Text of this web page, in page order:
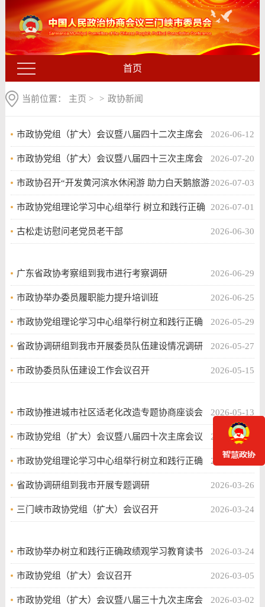
首页
当前位置： 主页 > > 政协新闻
2026-06-12
市政协党组（扩大）会议暨八届四十二次主席会
议召开 2026-07-20
市政协党组（扩大）会议暨八届四十三次主席会
议召开 2026-07-03
市政协召开“开发黄河滨水休闲游 助力白天鹅旅游
季” 专题协商座谈会 2026-07-01
市政协党组理论学习中心组举行 树立和践行正确
政绩观学习教育第三次集体学习 2026-06-30
古松走访慰问老党员老干部
2026-06-29
广东省政协考察组到我市进行考察调研
2026-06-25
市政协举办委员履职能力提升培训班
2026-05-29
市政协党组理论学习中心组举行树立和践行正确
政绩观学习教育第二次集体学习 2026-05-27
省政协调研组到我市开展委员队伍建设情况调研
2026-05-15
市政协委员队伍建设工作会议召开
2026-05-13
市政协推进城市社区适老化改造专题协商座谈会
召开 2026-04-22
市政协党组（扩大）会议暨八届四十次主席会议
召开 2026-04-22
市政协党组理论学习中心组举行树立和践行正确
政绩观学习教育第一次集体学习 2026-03-26
省政协调研组到我市开展专题调研
2026-03-24
三门峡市政协党组（扩大）会议召开
2026-03-24
市政协举办树立和践行正确政绩观学习教育读书
班 2026-03-05
市政协党组（扩大）会议召开
2026-03-02
市政协党组（扩大）会议暨八届三十九次主席会